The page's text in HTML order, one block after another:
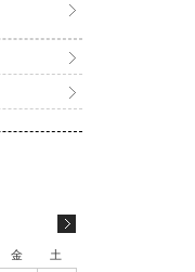
金
土